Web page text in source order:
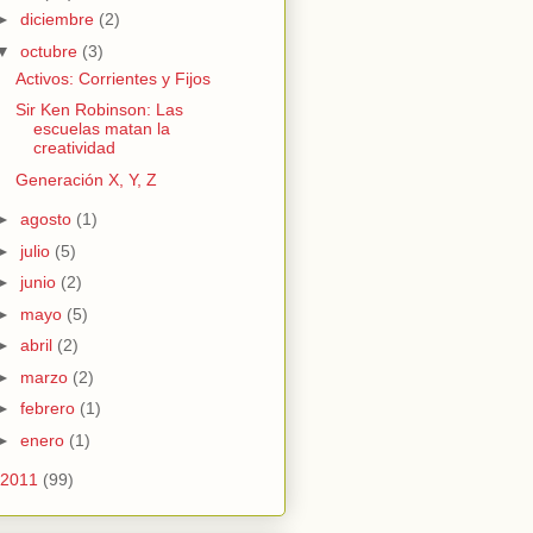
diciembre (2)
octubre (3)
Activos: Corrientes y Fijos
Sir Ken Robinson: Las
escuelas matan la
creatividad
Generación X, Y, Z
agosto (1)
julio (5)
junio (2)
mayo (5)
abril (2)
marzo (2)
febrero (1)
enero (1)
2011 (99)